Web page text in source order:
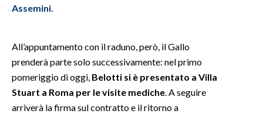
SARDEGNA TURISMO
NOTIZIE
EVENTI
#CARAUNIONE
Assemini
All’appuntamento con il raduno, però, il Gallo
prenderà parte solo successivamente: nel primo
pomeriggio di oggi, Belotti si è presentato a Villa
Stuart a Roma per le visite mediche . A seguire
arriverà la firma sul contratto e il ritorno a